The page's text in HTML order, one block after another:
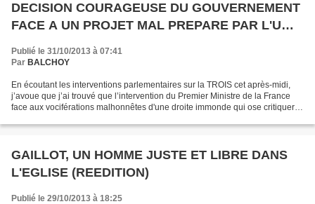
DECISION COURAGEUSE DU GOUVERNEMENT
FACE A UN PROJET MAL PREPARE PAR L'UMP
QUI SE RENIE ELLE-MEME.
Publié le 31/10/2013 à 07:41
Par BALCHOY
En écoutant les interventions parlementaires sur la TROIS cet après-midi,
j’avoue que j’ai trouvé que l’intervention du Premier Ministre de la France
face aux vociférations malhonnêtes d'une droite immonde qui ose critiquer
GAILLOT, UN HOMME JUSTE ET LIBRE DANS
L'EGLISE (REEDITION)
Publié le 29/10/2013 à 18:25